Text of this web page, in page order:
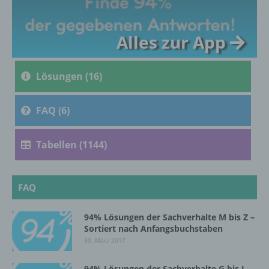
Alles zur App
Lösungen (16)
FAQ (6)
Tabellen (1144)
FAQ
94% Lösungen der Sachverhalte M bis Z –
Sortiert nach Anfangsbuchstaben
30. März 2017
c) Verarbeitung
Verarbeitung ist jeder mit oder ohne Hilfe
automatisierter Verfahren ausgeführte
Vorgang oder jede solche Vorgangsreihe im
Organisation, das Ordnen, die Speicherung,
die Offenlegung durch Übermittlung,
Verbreitung oder eine andere Form der
d) Einschränkung der Verarbeitung
Einschränkung der Verarbeitung ist die